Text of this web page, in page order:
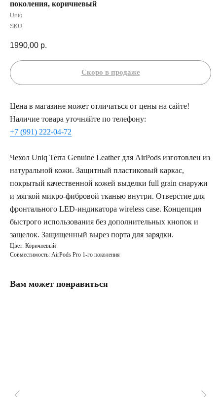
поколения, коричневый
Uniq
SKU:
1990,00 р.
Цена в магазине может отличаться от цены на сайте!
Наличие товара уточняйте по телефону:
+7 (991) 222-04-72
Чехол Uniq Terra Genuine Leather для AirPods изготовлен из
натуральной кожи. Защитный пластиковый каркас,
покрытый качественной кожей выделки full grain снаружи
и мягкой микро-фибровой тканью внутри. Отверстие для
фронтального LED-индикатора wireless case. Концепция
быстрого использования без дополнительных кнопок и
защелок. Защищенный вырез порта для зарядки.
Цвет: Коричневый
Совместимость: AirPods Pro 1-го поколения
Вам может понравиться